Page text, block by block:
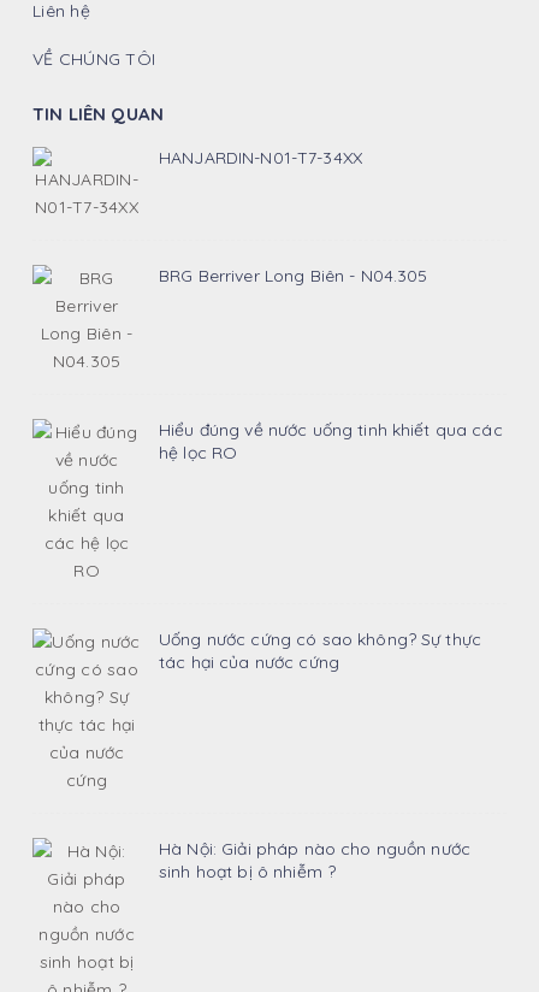
Liên hệ
VỀ CHÚNG TÔI
TIN LIÊN QUAN
HANJARDIN-N01-T7-34XX
BRG Berriver Long Biên - N04.305
Hiểu đúng về nước uống tinh khiết qua các
hệ lọc RO
Uống nước cứng có sao không? Sự thực
tác hại của nước cứng
Hà Nội: Giải pháp nào cho nguồn nước
sinh hoạt bị ô nhiễm ?